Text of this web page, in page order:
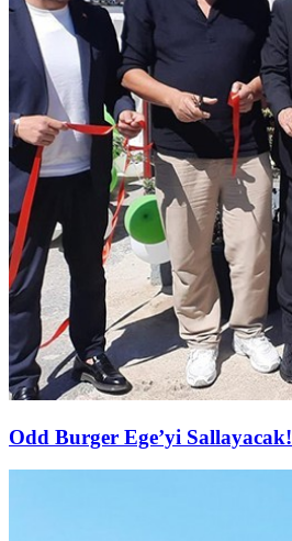
Odd Burger Ege’yi Sallayacak!